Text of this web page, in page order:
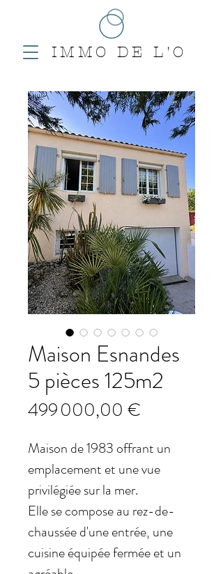
IMMO DE L'O
Maison Esnandes
5 pièces 125m2
499 000,00 €
Maison de 1983 offrant un
emplacement et une vue
privilégiée sur la mer.
Elle se compose au rez-de-
chaussée d'une entrée, une
cuisine équipée fermée et un